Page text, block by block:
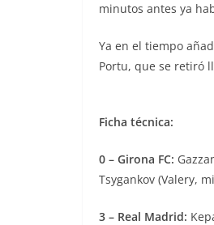
minutos antes ya
Ya en el tiempo
Portu, que se retiró
Ficha técnica:
0 – Girona FC:
Tsygankov (Valery,
3 – Real Madrid: